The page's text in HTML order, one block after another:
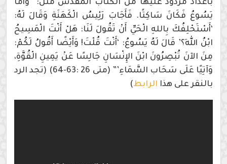
بأعداد مردود عليها من الكتاب المقدس مثل: “وَأَمَّا
يَسُوعُ فَكَانَ سَاكِتًا. فَأَجَابَ رَئِيسُ الْكَهَنَةِ وَقَالَ لَهُ:
‘أَسْتَحْلِفُكَ بِاللهِ الْحَيِّ أَنْ تَقُولَ لَنَا: هَلْ أَنْتَ الْمَسِيحُ
ابْنُ اللهِ؟’ قَالَ لَهُ يَسُوعُ: ‘أَنْتَ قُلْتَ! وَأَيْضًا أَقُولُ لَكُمْ:
مِنَ الآنَ تُبْصِرُونَ ابْنَ الإِنْسَانِ جَالِسًا عَنْ يَمِينِ الْقُوَّةِ،
وَآتِيًا عَلَى سَحَاب السَّمَاءِ’” (متى 26 :63-64) (تجد الرد
بالنقر على هذا الرابط)